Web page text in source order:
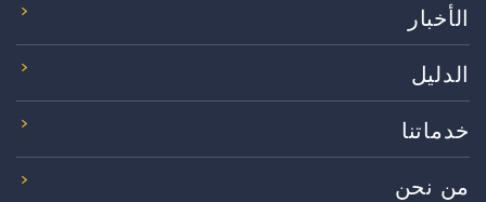
الأخبار
الدليل
خدماتنا
من نحن